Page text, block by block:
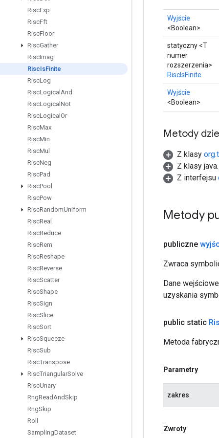
RiscExp
RiscFft
RiscFloor
RiscGather
RiscImag
RiscIsFinite
RiscLog
RiscLogical And
RiscLogical Not
RiscLogical Or
RiscMax
RiscMin
RiscMul
RiscNeg
RiscPad
RiscPool
RiscPow
RiscRandomUniform
RiscReal
RiscReduce
RiscRem
RiscReshape
RiscReverse
RiscScatter
RiscShape
RiscSign
RiscSlice
RiscSort
RiscSqueeze
RiscSub
RiscTranspose
RiscTriangularSolve
RiscUnary
RngReadAndSkip
RngSkip
Roll
SamplingDataset
Wyjście
<Boolean>
statyczny <T
numer
rozszerzenia>
RiscIsFinite
Wyjście
<Boolean>
Metody
Z klasy
Z klasy
Z interfejsu
Metody
publiczne
Zwraca
Dane
uzyskania
public static
Metoda
Parametry
zakres
Zwroty